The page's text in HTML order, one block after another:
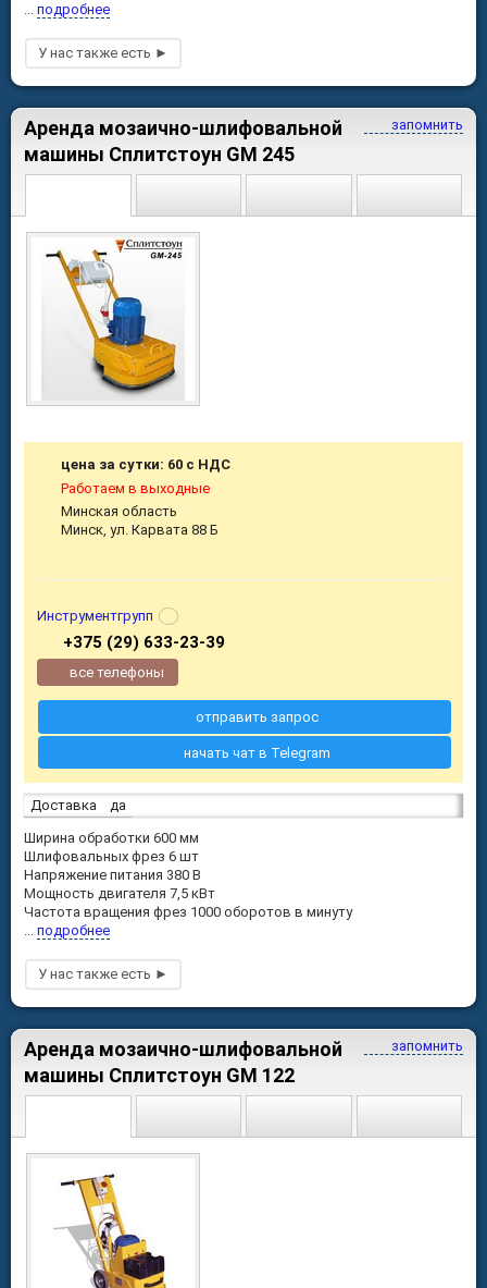
... подробнее
запомнить
Аренда мозаично-шлифовальной
машины Сплитстоун GM 245
Доставка
да
Ширина обработки 600 мм
Шлифовальных фрез 6 шт
Напряжение питания 380 В
Мощность двигателя 7,5 кВт
Частота вращения фрез 1000 оборотов в минуту
... подробнее
цена за сутки: 60 с НДС
Работаем в выходные
Минская область
Минск, ул. Карвата 88 Б
Инструментгрупп
+375 (29) 633-23-39
все телефоны
отправить запрос
начать чат в Telegram
запомнить
Аренда мозаично-шлифовальной
машины Сплитстоун GM 122